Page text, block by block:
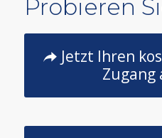
Probieren
Jetzt Ihren
Zugang